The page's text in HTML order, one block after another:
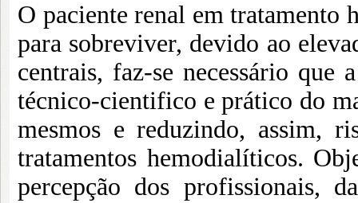
O paciente renal em tratamento
para sobreviver, devido ao
centrais, faz-se necessário que
técnico-cientifico e prático do
mesmos e reduzindo, assim,
tratamentos hemodialíticos.
percepção dos profissionais,